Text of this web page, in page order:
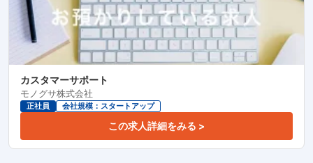
カスタマーサポート
モノグサ株式会社
正社員 会社規模：スタートアップ
この求人詳細をみる >